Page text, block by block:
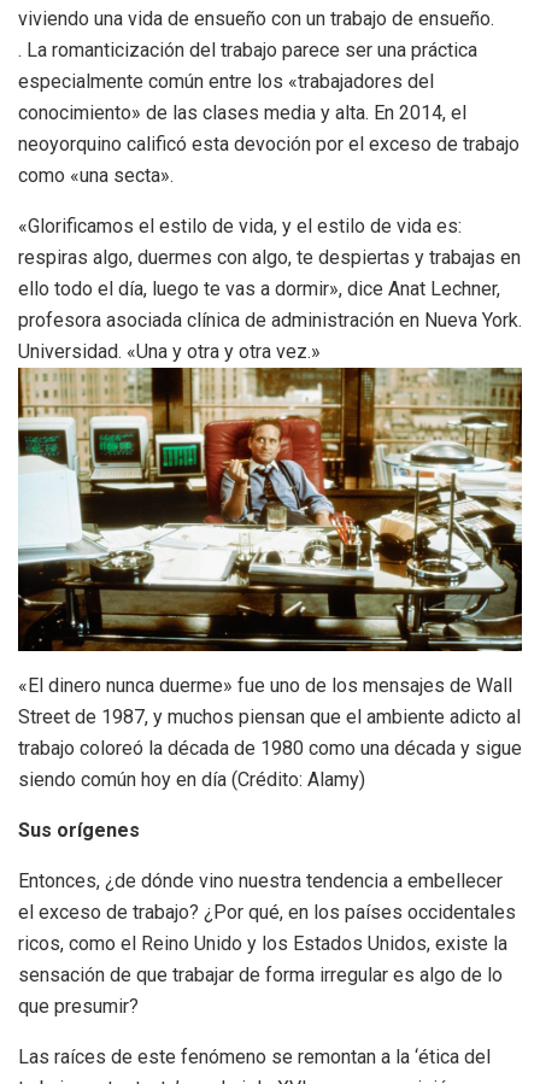
viviendo una vida de ensueño con un trabajo de ensueño.
. La romanticización del trabajo parece ser una práctica
especialmente común entre los «trabajadores del
conocimiento» de las clases media y alta. En 2014, el
neoyorquino calificó esta devoción por el exceso de trabajo
como «una secta».
«Glorificamos el estilo de vida, y el estilo de vida es:
respiras algo, duermes con algo, te despiertas y trabajas en
ello todo el día, luego te vas a dormir», dice Anat Lechner,
profesora asociada clínica de administración en Nueva York.
Universidad. «Una y otra y otra vez.»
«El dinero nunca duerme» fue uno de los mensajes de Wall
Street de 1987, y muchos piensan que el ambiente adicto al
trabajo coloreó la década de 1980 como una década y sigue
siendo común hoy en día (Crédito: Alamy)
Sus orígenes
Entonces, ¿de dónde vino nuestra tendencia a embellecer
el exceso de trabajo? ¿Por qué, en los países occidentales
ricos, como el Reino Unido y los Estados Unidos, existe la
sensación de que trabajar de forma irregular es algo de lo
que presumir?
Las raíces de este fenómeno se remontan a la ‘ética del